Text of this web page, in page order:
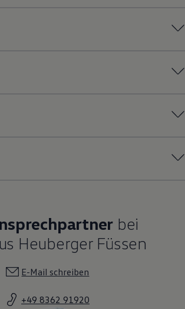
bei
Heuberger Füssen
E-Mail schreiben
+49 8362 91920